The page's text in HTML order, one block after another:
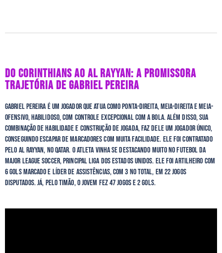
DO CORINTHIANS AO AL RAYYAN: A PROMISSORA
TRAJETÓRIA DE GABRIEL PEREIRA
Gabriel Pereira é um jogador que atua como ponta-direita, meia-direita e meia-
ofensivo, habilidoso, com controle excepcional com a bola. Além disso, sua
combinação de habilidade e construção de jogada, faz dele um jogador único,
conseguindo escapar de marcadores com muita facilidade. Ele foi contratado
pelo Al Rayyan, no Qatar. O atleta vinha se destacando muito no futebol da
Major League Soccer, principal liga dos Estados Unidos. Ele foi artilheiro com
6 gols marcado e líder de assistências, com 3 no total, em 22 jogos
disputados. Já, pelo timão, o jovem fez 47 jogos e 2 gols.